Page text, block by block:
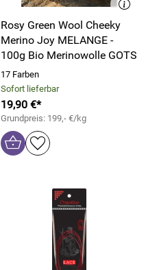
Rosy Green Wool Cheeky
Merino Joy MELANGE -
100g Bio Merinowolle GOTS
17 Farben
Sofort lieferbar
19,90 €*
Grundpreis: 199,- €/kg